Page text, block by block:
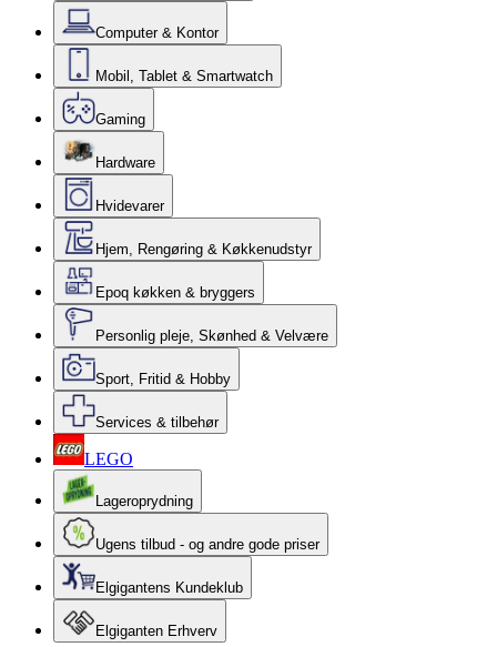
Computer & Kontor
Mobil, Tablet & Smartwatch
Gaming
Hardware
Hvidevarer
Hjem, Rengøring & Køkkenudstyr
Epoq køkken & bryggers
Personlig pleje, Skønhed & Velvære
Sport, Fritid & Hobby
Services & tilbehør
LEGO
Lageroprydning
Ugens tilbud - og andre gode priser
Elgigantens Kundeklub
Elgiganten Erhverv